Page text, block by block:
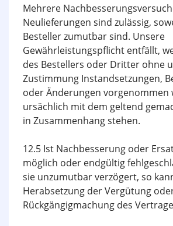
Mehrere
Neulieferungen sind zulässig,
Besteller zumutbar sind. Unsere
Gewährleistungspflicht entfällt,
des Bestellers oder Dritter ohne
Zustimmung Instandsetzungen,
oder Änderungen vorgenommen
ursächlich mit dem geltend
in Zusammenhang stehen.
12.5 Ist Nachbesserung oder
möglich oder endgültig
sie unzumutbar verzögert, so
Herabsetzung der Vergütung
Rückgängigmachung des